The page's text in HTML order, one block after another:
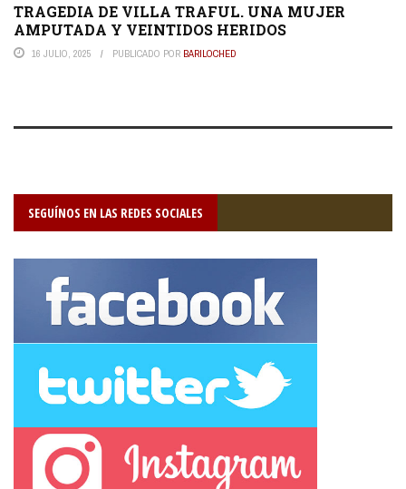
TRAGEDIA DE VILLA TRAFUL. UNA MUJER
AMPUTADA Y VEINTIDOS HERIDOS
16 JULIO, 2025 PUBLICADO POR BARILOCHED
SEGUÍNOS EN LAS REDES SOCIALES